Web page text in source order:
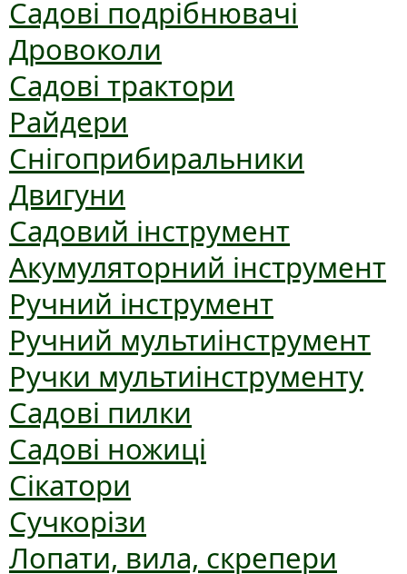
Садові подрібнювачі
Дровоколи
Садові трактори
Райдери
Снігоприбиральники
Двигуни
Садовий інструмент
Акумуляторний інструмент
Ручний інструмент
Ручний мультиінструмент
Ручки мультиінструменту
Садові пилки
Садові ножиці
Сікатори
Сучкорізи
Лопати, вила, скрепери